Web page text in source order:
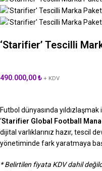
‘Starifier’ Tescilli
490.000,00₺ + KDV
Futbol dünyasında
‘Starifier Global Football
dijital varlıklarınız hazır, tescil
yönetiminde fark yaratmaya
* Belirtilen fiyata KDV dahil